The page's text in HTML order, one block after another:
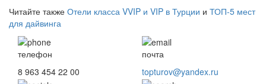
Читайте также Отели класса VVIP и VIP в Турции и ТОП-5 мест
для дайвинга
телефон
8 963 454 22 00
почта
topturov@yandex.ru